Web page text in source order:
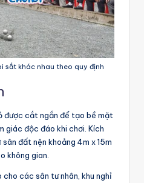
sắt khác nhau theo quy định
được cắt ngắn để tạo bề mặt
giác độc đáo khi chơi. Kích
đất nện khoảng 4m x 15m
không gian.
cho các sân tư nhân, khu nghỉ